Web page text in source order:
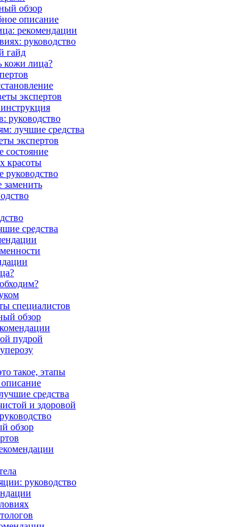
обзор
описание
рекомендации
руководство
гайд
кожи лица?
экспертов
руководство
лучшие средства
экспертов
состояние
красоты
руководство
средства
специалистов
обзор
пудрой
такое, этапы
средства
и здоровой
обзор
руководство